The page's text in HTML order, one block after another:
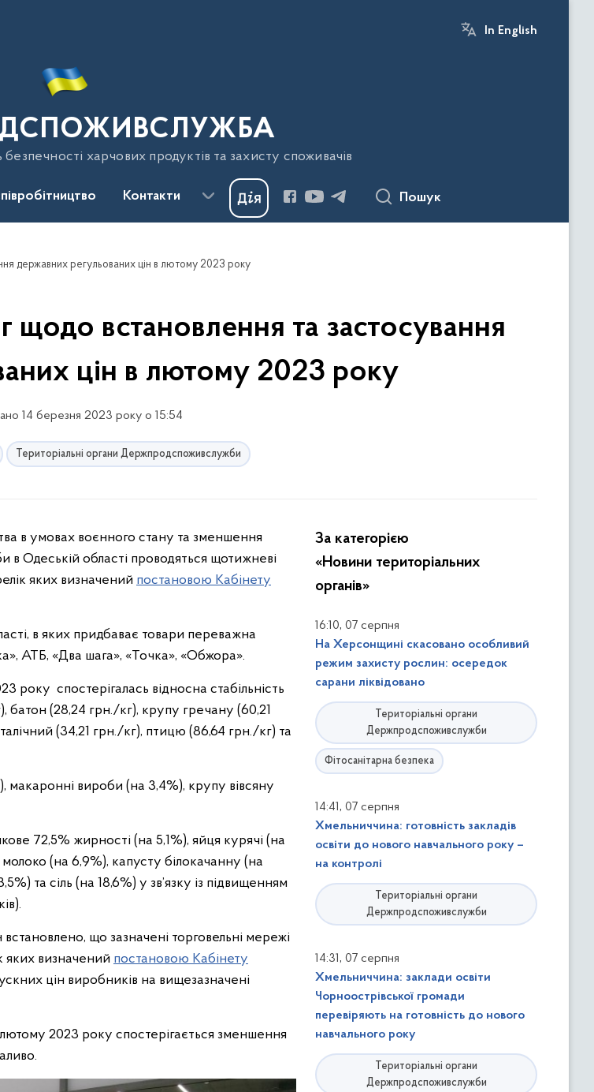
In English
харчових продуктів та захисту споживачів
Контакти Пошук
державних регульованих цін в лютому 2023 року
встановлення та застосування
цін в лютому 2023 року
14 березня 2023 року о 15:54
Територіальні органи Держпродспоживслужби
в умовах воєнного стану та зменшення
Одеській області проводяться щотижневі
яких визначений постановою Кабінету
в яких придбаває товари переважна
АТБ, «Два шага», «Точка», «Обжора».
року спостерігалась відносна стабільність
(28,24 грн./кг), крупу гречану (60,21
(34,21 грн./кг), птицю (86,64 грн./кг) та
вироби (на 3,4%), крупу вівсяну
72,5% жирності (на 5,1%), яйця курячі (на
(на 6,9%), капусту білокачанну (на
та сіль (на 18,6%) у зв’язку із підвищенням
що зазначені торговельні мережі
яких визначений постановою Кабінету
цін виробників на вищезазначені
2023 року спостерігається зменшення
За категорією
«Новини територіальних
органів»
16:10, 07 серпня
На Херсонщині скасовано особливий
режим захисту рослин: осередок
сарани ліквідовано
Територіальні органи
Держпродспоживслужби
Фітосанітарна безпека
14:41, 07 серпня
Хмельниччина: готовність закладів
освіти до нового навчального року –
на контролі
Територіальні органи
Держпродспоживслужби
14:31, 07 серпня
Хмельниччина: заклади освіти
Чорноострівської громади
перевіряють на готовність до нового
навчального року
Територіальні органи
Держпродспоживслужби